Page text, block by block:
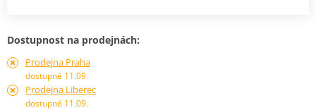
Dostupnost na prodejnách:
Prodejna Praha
dostupné 11.09.
Prodejna Liberec
dostupné 11.09.